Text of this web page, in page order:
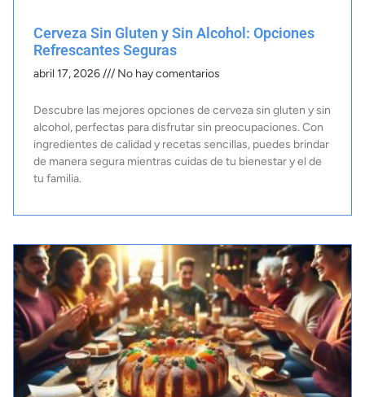
Cerveza Sin Gluten y Sin Alcohol: Opciones
Refrescantes Seguras
abril 17, 2026 No hay comentarios
Descubre las mejores opciones de cerveza sin gluten y sin
alcohol, perfectas para disfrutar sin preocupaciones. Con
ingredientes de calidad y recetas sencillas, puedes brindar
de manera segura mientras cuidas de tu bienestar y el de
tu familia.